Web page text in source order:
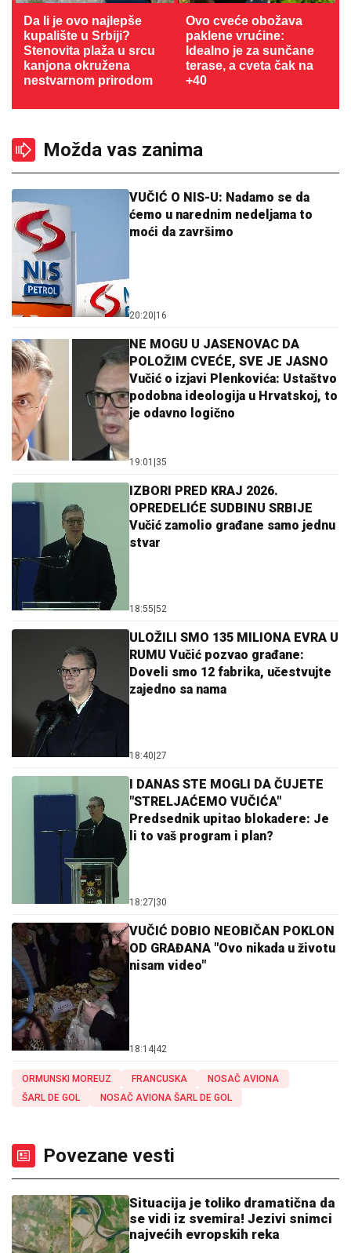
Da li je ovo najlepše
kupalište u Srbiji?
Stenovita plaža u srcu
kanjona okružena
nestvarnom prirodom
Ovo cveće obožava
paklene vrućine:
Idealno je za sunčane
terase, a cveta čak na
+40
Možda vas zanima
VUČIĆ O NIS-U: Nadamo se da
ćemo u narednim nedeljama to
moći da završimo
20:20 16
NE MOGU U JASENOVAC DA
POLOŽIM CVEĆE, SVE JE JASNO
Vučić o izjavi Plenkovića: Ustaštvo
podobna ideologija u Hrvatskoj, to
je odavno logično
19:01 35
IZBORI PRED KRAJ 2026.
OPREDELIĆE SUDBINU SRBIJE
Vučić zamolio građane samo jednu
stvar
18:55 52
ULOŽILI SMO 135 MILIONA EVRA U
RUMU Vučić pozvao građane:
Doveli smo 12 fabrika, učestvujte
zajedno sa nama
18:40 27
I DANAS STE MOGLI DA ČUJETE
"STRELJAĆEMO VUČIĆA"
Predsednik upitao blokadere: Je
li to vaš program i plan?
18:27 30
VUČIĆ DOBIO NEOBIČAN POKLON
OD GRAĐANA "Ovo nikada u životu
nisam video"
18:14 42
ORMUNSKI MOREUZ FRANCUSKA
NOSAČ AVIONA
ŠARL DE GOL
NOSAČ AVIONA ŠARL DE GOL
Povezane vesti
Situacija je toliko dramatična da
se vidi iz svemira! Jezivi snimci
najvećih evropskih reka